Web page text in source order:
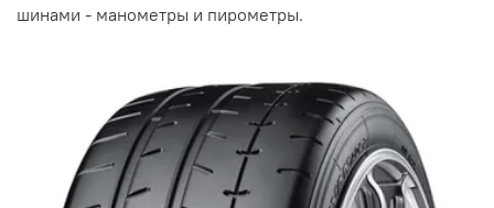
шинами - манометры и пирометры.